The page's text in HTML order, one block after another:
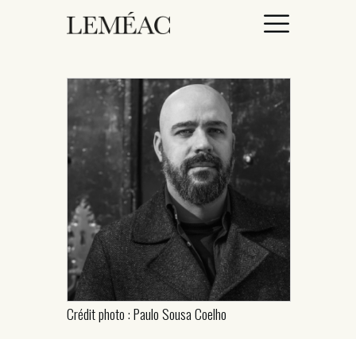
ACCUEIL
CATALOGUE
AUTEURICES
DROITS / RIGHTS
À PROPOS
Crédit photo : Paulo Sousa Coelho